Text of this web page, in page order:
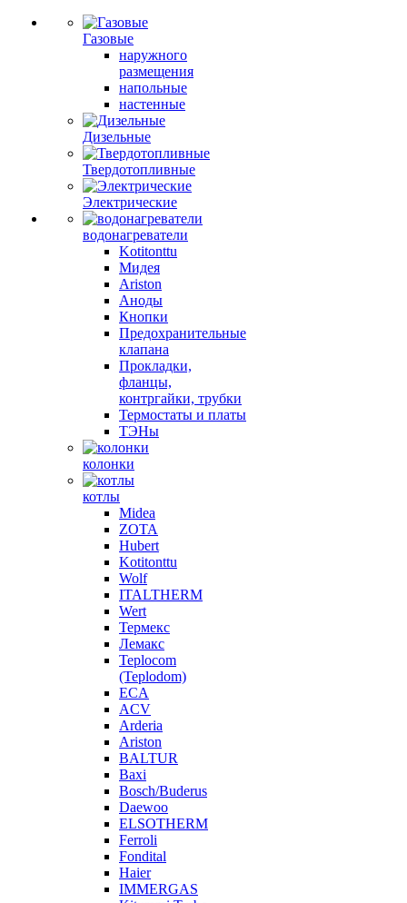
Газовые
наружного
размещения
напольные
настенные
Дизельные
Твердотопливные
Электрические
водонагреватели
Kotitonttu
Мидея
Ariston
Аноды
Кнопки
Предохранительные
клапана
Прокладки,
фланцы,
контргайки, трубки
Термостаты и платы
ТЭНы
колонки
котлы
Midea
ZOTA
Hubert
Kotitonttu
Wolf
ITALTHERM
Wert
Термекс
Лемакс
Teplocom
(Teplodom)
ECA
ACV
Arderia
Ariston
BALTUR
Baxi
Bosch/Buderus
Daewoo
ELSOTHERM
Ferroli
Fondital
Haier
IMMERGAS